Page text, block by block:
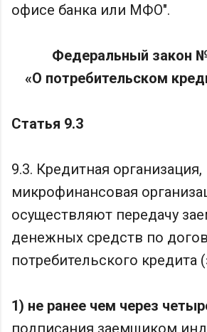
офисе банка или МФО".
Федеральный закон
«О потребительском
Статья 9.3
9.3. Кредитная организация,
микрофинансовая
осуществляют передачу
денежных средств по
потребительского кредита
1) не ранее чем через
подписания заемщиком